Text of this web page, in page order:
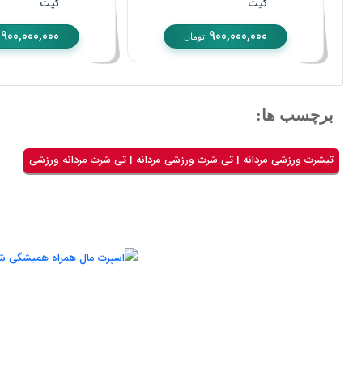
کیت
900,000,000 تومان
کیت
900,000,000
برچسب ها:
تیشرت ورزشی مردانه | تی شرت ورزشی مردانه | تی شرت مردانه ورزشی